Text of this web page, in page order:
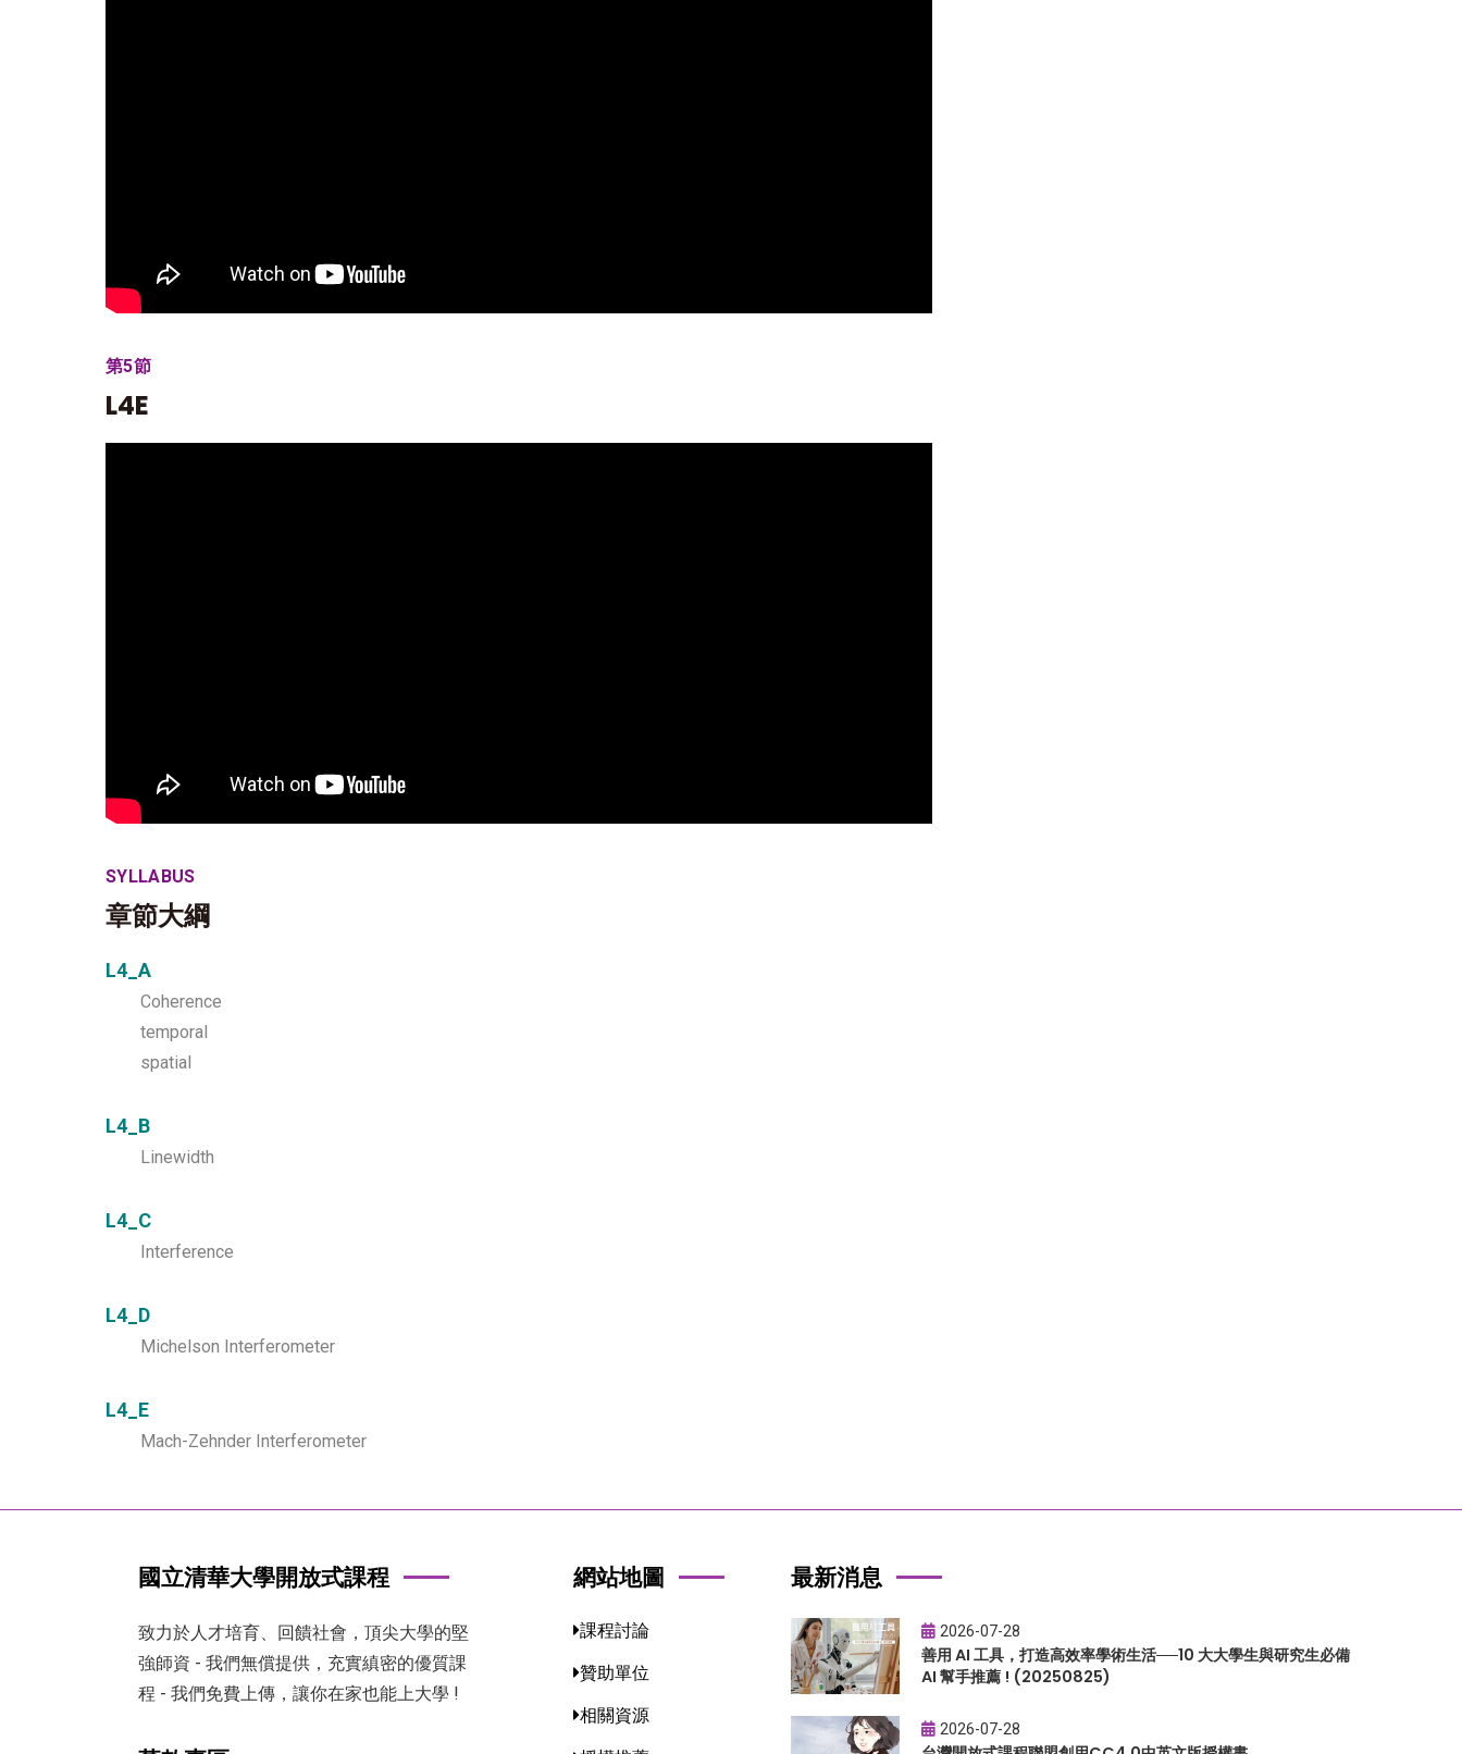
第5節
L4E
SYLLABUS
章節大綱
L4_A
Coherence
temporal
spatial
L4_B
Linewidth
L4_C
Interference
L4_D
Michelson Interferometer
L4_E
Mach-Zehnder Interferometer
國立清華大學開放式課程
致力於人才培育、回饋社會，頂尖大學的堅
強師資 - 我們無償提供，充實縝密的優質課
程 - 我們免費上傳，讓你在家也能上大學 !
網站地圖
課程討論
贊助單位
相關資源
最新消息
2026-07-28
善用 AI 工具，打造高效率學術生活──10 大大學生與研究生必備
AI 幫手推薦 ! (20250825)
2026-07-28